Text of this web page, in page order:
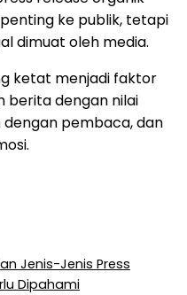
ke publik, tetapi
dimuat oleh media.
ketat menjadi faktor
berita dengan nilai
pembaca, dan
Jenis-Jenis Press
Dipahami